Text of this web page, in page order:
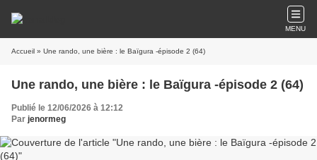
MENU
Accueil » Une rando, une bière : le Baïgura -épisode 2 (64)
Une rando, une bière : le Baïgura -épisode 2 (64)
Publié le 12/06/2026 à 12:12
Par jenormeg